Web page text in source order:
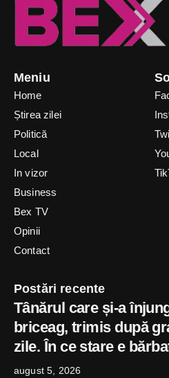
Meniu
Home
Știrea zilei
Politică
Local
In vizor
Business
Bex TV
Opinii
Contact
Postări recente
Tânărul care și-a
briceag, trimis după
zile. În ce stare e
august 5, 2026